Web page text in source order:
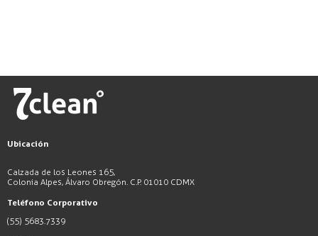
Ubicación
Calzada de los Leones 165,
Colonia Alpes, Álvaro Obregón. C.P. 01010 CDMX
Teléfono Corporativo
(55) 5683.7339